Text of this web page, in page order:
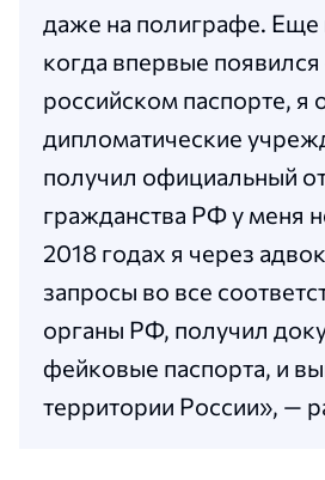
даже на полиграфе. Еще
когда впервые
российском паспорте, я
дипломатические
получил официальный
гражданства РФ у меня
2018 годах я через
запросы во все
органы РФ, получил
фейковые паспорта, и
территории России», —